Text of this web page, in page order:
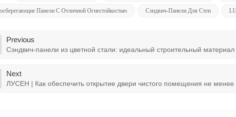
Панели С Отличной Огнестойкостью Сэндвич-Панели Для Стен
Previous
Сэндвич-панели из цветной стали: идеальный строительный
Next
ЛУСЕН | Как обеспечить открытие двери чистого помещения не менее